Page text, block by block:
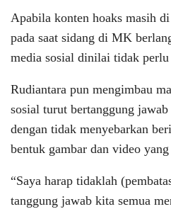
Apabila konten hoaks masih
pada saat sidang di MK
media sosial dinilai tidak
Rudiantara pun mengimbau
sosial turut bertanggung
dengan tidak menyebarkan
bentuk gambar dan video
“Saya harap tidaklah
tanggung jawab kita semua